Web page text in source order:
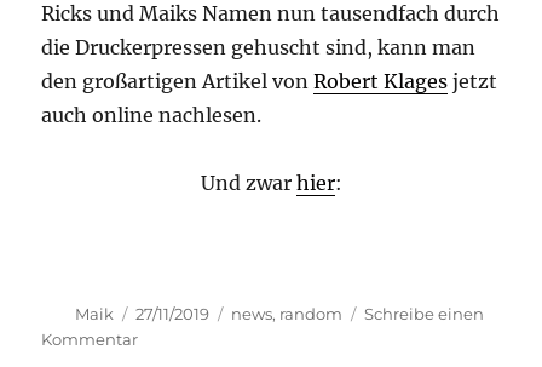
Ricks und Maiks Namen nun tausendfach durch
die Druckerpressen gehuscht sind, kann man
den großartigen Artikel vonRobert Klages jetzt
auch online nachlesen.
Und zwar hier:
Autor
Maik
Veröffentlicht
am
27/11/2019 Kategorien
news, random
Schreibe einen
Kommentarzu